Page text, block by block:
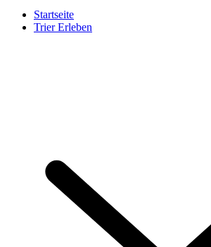
Startseite
Trier Erleben